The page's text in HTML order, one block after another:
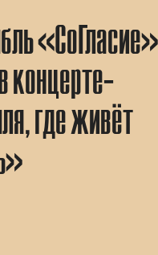
«СоГласие»
концерте-
где живёт